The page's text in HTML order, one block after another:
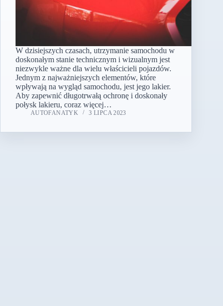
W dzisiejszych czasach, utrzymanie samochodu w
doskonałym stanie technicznym i wizualnym jest
niezwykle ważne dla wielu właścicieli pojazdów.
Jednym z najważniejszych elementów, które
wpływają na wygląd samochodu, jest jego lakier.
Aby zapewnić długotrwałą ochronę i doskonały
połysk lakieru, coraz więcej…
AUTOFANATYK 3 LIPCA 2023